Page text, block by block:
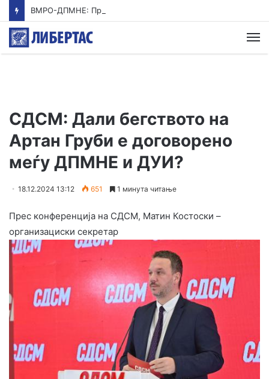
СДСМ: Дали бегството на
Артан Груби е договорено
меѓу ДПМНЕ и ДУИ?
18.12.2024 13:12 651 1 минута читање
Прес конференција на СДСМ, Матин Костоски –
организациски секретар